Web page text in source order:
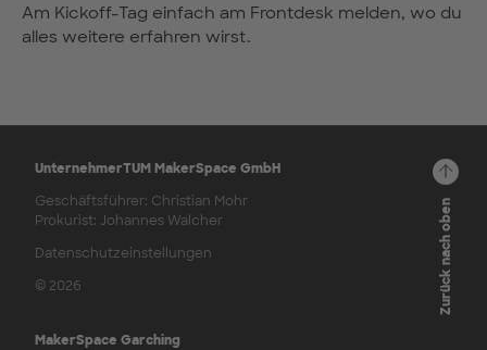
Am Kickoff-Tag einfach am Frontdesk melden, wo du
alles weitere erfahren wirst.
UnternehmerTUM MakerSpace GmbH
Geschäftsführer: Christian Mohr
Prokurist: Johannes Walcher
Datenschutzeinstellungen
© 2026
MakerSpace Garching
Zurück nach oben